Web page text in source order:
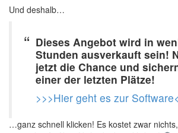
Und deshalb…
Dieses Angebot wird in
Stunden ausverkauft sein!
jetzt die Chance und
einer der letzten Plätze!
>>>Hier geht es zur
…ganz schnell klicken! Es kostet zwar